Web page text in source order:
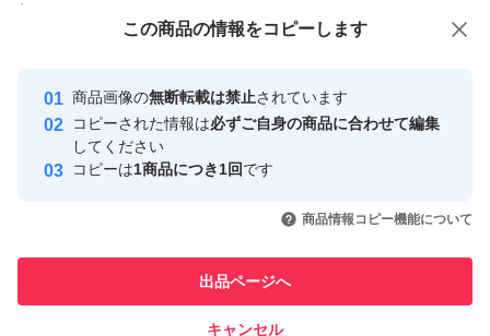
付与しています
安心取引出品者
心・安全なユーザーです
取引実績
引を完了させた実績があります
での取引実績があります
この商品の情報をコピーします
商品画像の無断転載は禁止されています
コピーされた情報は必ずご自身の商品に合わせて編集
してください
コピーは1商品につき1回です
商品情報コピー機能について
出品ページへ
キャンセル
この商品をみている人にオススメ